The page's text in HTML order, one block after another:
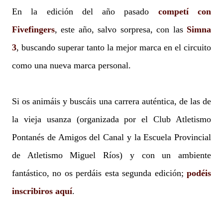
En la edición del año pasado competí con
Fivefingers, este año, salvo sorpresa, con las Simna
3, buscando superar tanto la mejor marca en el circuito
como una nueva marca personal.
Si os animáis y buscáis una carrera auténtica, de las de
la vieja usanza (organizada por el Club Atletismo
Pontanés de Amigos del Canal y la Escuela Provincial
de Atletismo Miguel Ríos) y con un ambiente
fantástico, no os perdáis esta segunda edición; podéis
inscribiros aquí.